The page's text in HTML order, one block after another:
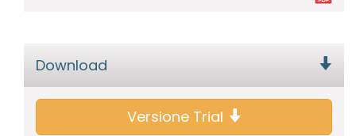
Download
Versione Trial